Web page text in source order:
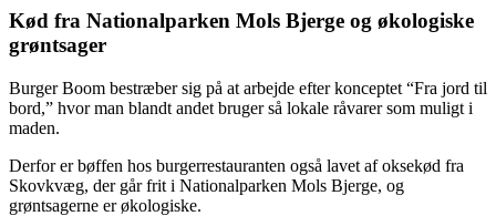
Kød fra Nationalparken Mols Bjerge og økologiske
grøntsager
Burger Boom bestræber sig på at arbejde efter konceptet “Fra jord til
bord,” hvor man blandt andet bruger så lokale råvarer som muligt i
maden.
Derfor er bøffen hos burgerrestauranten også lavet af oksekød fra
Skovkvæg, der går frit i Nationalparken Mols Bjerge, og
grøntsagerne er økologiske.